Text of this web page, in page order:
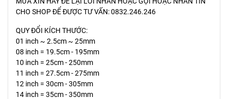
CHO SHOP ĐỂ ĐƯỢC TƯ VẤN: 0832.246.246
QUY ĐỔI KÍCH THƯỚC:
01 inch ~ 2.5cm ~ 25mm
08 inch = 19.5cm - 195mm
10 inch = 25cm - 250mm
11 inch = 27.5cm - 275mm
12 inch = 30cm - 305mm
14 inch = 35cm - 350mm